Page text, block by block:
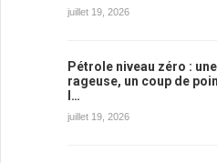
juillet 19, 2026
Pétrole niveau zéro :
rageuse, un coup de
l…
juillet 19, 2026